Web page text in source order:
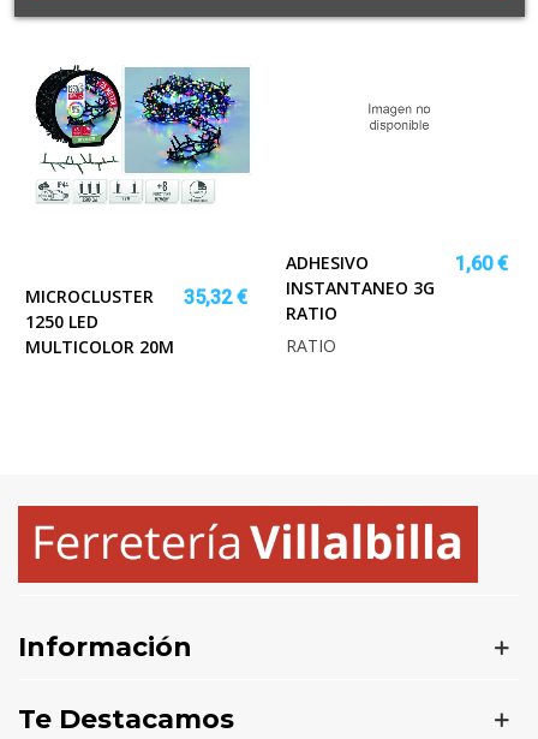
MICROCLUSTER
1250 LED
MULTICOLOR 20M
35,32 €
ADHESIVO
INSTANTANEO 3G
RATIO
1,60 €
RATIO
Información
Te Destacamos